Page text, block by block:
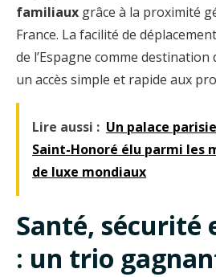
familiaux grâce à la proximité
France. La facilité de
de l’Espagne comme
un accès simple et rapide aux
Lire aussi : Un palace
Saint-Honoré élu parmi les
de luxe mondiaux
Santé, sécurité
: un trio